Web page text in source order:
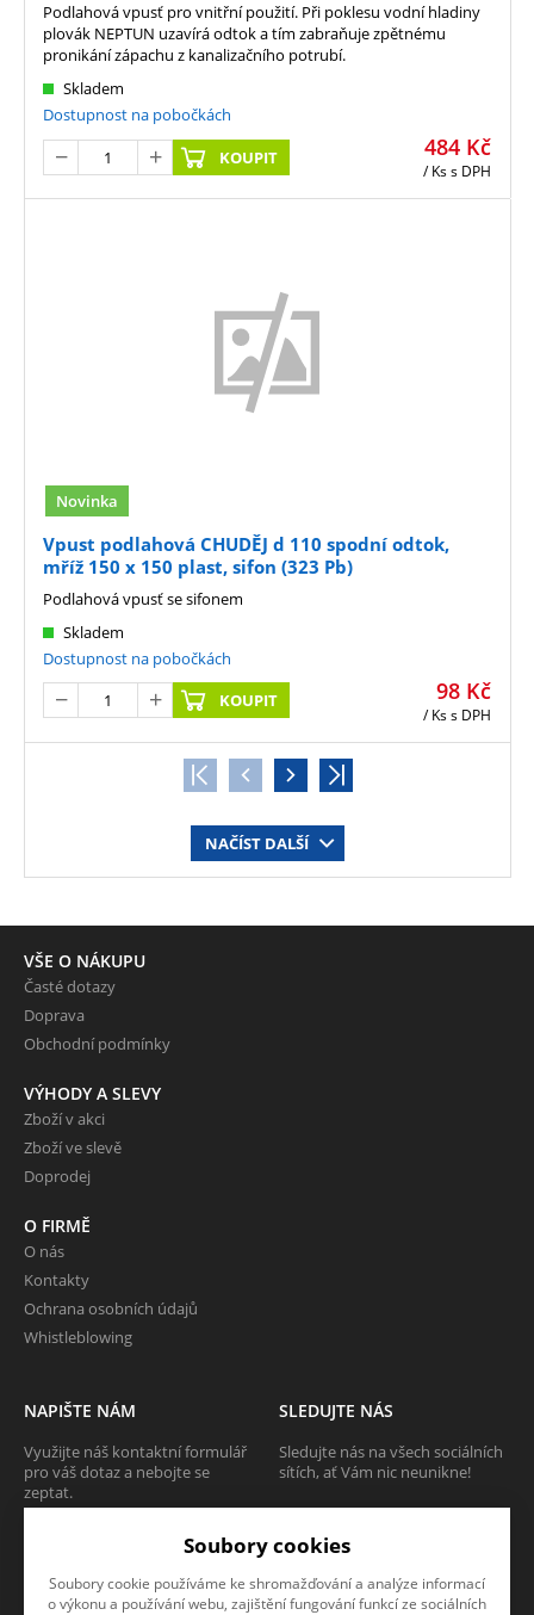
484 Kč
/ Kss DPH
Skladem
Dostupnost na pobočkách
KOUPIT
Podlahová vpusť pro vnitřní použití. Při poklesu vodní hladiny
plovák NEPTUN uzavírá odtok a tím zabraňuje zpětnému
pronikání zápachu z kanalizačního potrubí.
Novinka
Vpust podlahová CHUDĚJ d 110 spodní odtok,
mříž 150 x 150 plast, sifon (323 Pb)
98 Kč
/ Kss DPH
Skladem
Dostupnost na pobočkách
KOUPIT
Podlahová vpusť se sifonem
NAČÍST DALŠÍ
VŠE O NÁKUPU
Časté dotazy
Doprava
Obchodní podmínky
VÝHODY A SLEVY
Zboží v akci
Zboží ve slevě
Doprodej
O FIRMĚ
O nás
Kontakty
Ochrana osobních údajů
Whistleblowing
NAPIŠTE NÁM
Využijte náš kontaktní formulář
pro váš dotaz a nebojte se
zeptat.
SLEDUJTE NÁS
Sledujte nás na všech sociálních
sítích, ať Vám nic neunikne!
Soubory cookies
Soubory cookie používáme ke shromažďování a analýze informací
o výkonu a používání webu, zajištění fungování funkcí ze sociálních